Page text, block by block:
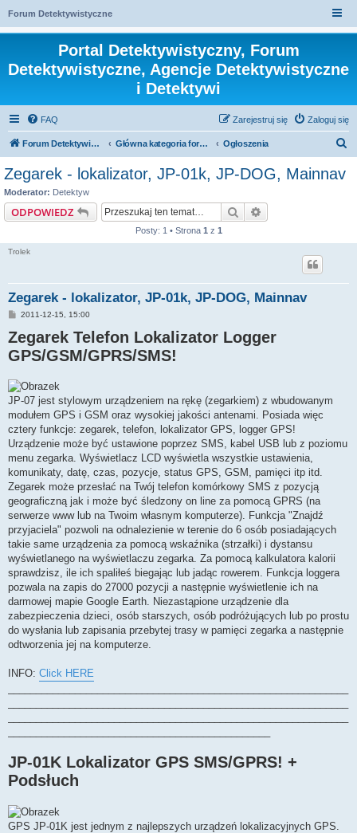
Forum Detektywistyczne
Portal Detektywistyczny, Forum
Detektywistyczne, Agencje Detektywistyczne
i Detektywi
FAQ Zaloguj się
Zarejestruj się
Forum Detektywistyczne, Detektyw Główna kategoria forum Ogłoszenia
Zegarek - lokalizator, JP-01k, JP-DOG, Mainnav
Moderator: Detektyw
ODPOWIEDZ Szukaj
Posty: 1 • Strona 1 z 1
Trolek
Zegarek - lokalizator, JP-01k, JP-DOG, Mainnav
P
s
t
2011-12-15, 15:00
Zegarek Telefon Lokalizator Logger
GPS/GSM/GPRS/SMS!
JP-07 jest stylowym urządzeniem na rękę (zegarkiem) z wbudowanym
modułem GPS i GSM oraz wysokiej jakości antenami. Posiada więc
cztery funkcje: zegarek, telefon, lokalizator GPS, logger GPS!
Urządzenie może być ustawione poprzez SMS, kabel USB lub z poziomu
menu zegarka. Wyświetlacz LCD wyświetla wszystkie ustawienia,
komunikaty, datę, czas, pozycje, status GPS, GSM, pamięci itp itd.
Zegarek może przesłać na Twój telefon komórkowy SMS z pozycją
geograficzną jak i może być śledzony on line za pomocą GPRS (na
serwerze www lub na Twoim własnym komputerze). Funkcja "Znajdź
przyjaciela" pozwoli na odnalezienie w terenie do 6 osób posiadających
takie same urządzenia za pomocą wskaźnika (strzałki) i dystansu
wyświetlanego na wyświetlaczu zegarka. Za pomocą kalkulatora kalorii
sprawdzisz, ile ich spaliłeś biegając lub jadąc rowerem. Funkcja loggera
pozwala na zapis do 27000 pozycji a następnie wyświetlenie ich na
darmowej mapie Google Earth. Niezastąpione urządzenie dla
zabezpieczenia dzieci, osób starszych, osób podróżujących lub po prostu
do wysłania lub zapisania przebytej trasy w pamięci zegarka a następnie
odtworzenia jej na komputerze.
INFO: Click HERE
JP-01K Lokalizator GPS SMS/GPRS! +
Podsłuch
GPS JP-01K jest jednym z najlepszych urządzeń lokalizacyjnych GPS.